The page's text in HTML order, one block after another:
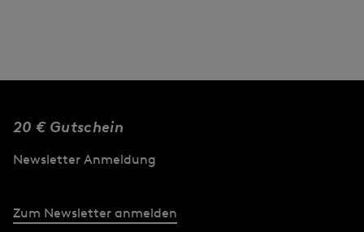
20 € Gutschein
Newsletter Anmeldung
Zum Newsletter anmelden